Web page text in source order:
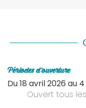
Périodes d'ouverture
Du18 avril 2026 au
Ouvert tous